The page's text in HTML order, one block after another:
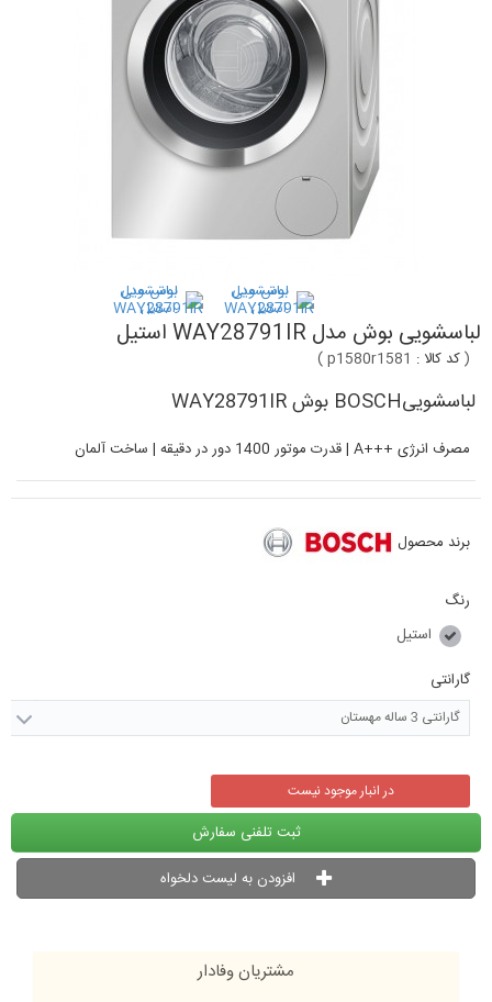
لباسشویی بوش مدل WAY28791IR استیل
(کد کالا : p1580r1581
)
لباسشوییBOSCH بوش WAY28791IR
مصرف انرژی +++A | قدرت موتور 1400 دور در دقیقه | ساخت آلمان
برند محصول
رنگ
استیل
گارانتی
گارانتی 3 ساله مهستان
در انبار موجود نیست
ثبت تلفنی سفارش
افزودن به لیست دلخواه
مشتریان وفادار